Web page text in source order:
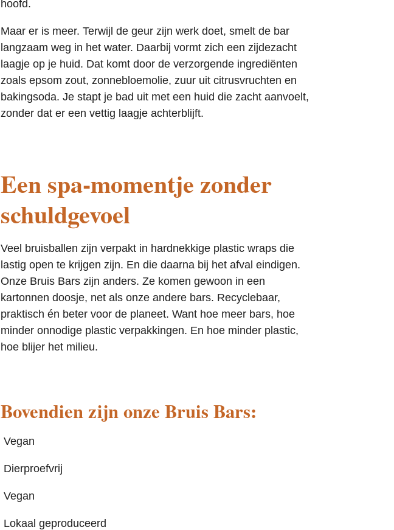
hoofd.
Maar er is meer. Terwijl de geur zijn werk doet, smelt de bar
langzaam weg in het water. Daarbij vormt zich een zijdezacht
laagje op je huid. Dat komt door de verzorgende ingrediënten
zoals epsom zout, zonnebloemolie, zuur uit citrusvruchten en
bakingsoda. Je stapt je bad uit met een huid die zacht aanvoelt,
zonder dat er een vettig laagje achterblijft.
Een spa-momentje zonder
schuldgevoel
Veel bruisballen zijn verpakt in hardnekkige plastic wraps die
lastig open te krijgen zijn. En die daarna bij het afval eindigen.
Onze Bruis Bars zijn anders. Ze komen gewoon in een
kartonnen doosje, net als onze andere bars. Recyclebaar,
praktisch én beter voor de planeet. Want hoe meer bars, hoe
minder onnodige plastic verpakkingen. En hoe minder plastic,
hoe blijer het milieu.
Bovendien zijn onze Bruis Bars:
Vegan
Dierproefvrij
Vegan
Lokaal geproduceerd